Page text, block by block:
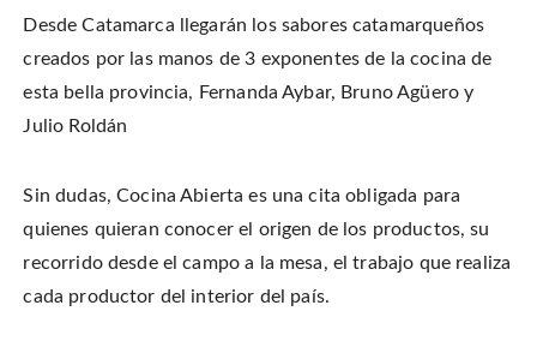
Desde Catamarca llegarán los sabores catamarqueños
creados por las manos de 3 exponentes de la cocina de
esta bella provincia, Fernanda Aybar, Bruno Agüero y
Julio Roldán
Sin dudas, Cocina Abierta es una cita obligada para
quienes quieran conocer el origen de los productos, su
recorrido desde el campo a la mesa, el trabajo que realiza
cada productor del interior del país.